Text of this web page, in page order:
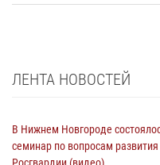
ЛЕНТА НОВОСТЕЙ
В Нижнем Новгороде
семинар по вопросам
Росгвардии (видео)